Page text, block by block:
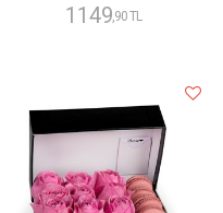
1149 ,90 TL